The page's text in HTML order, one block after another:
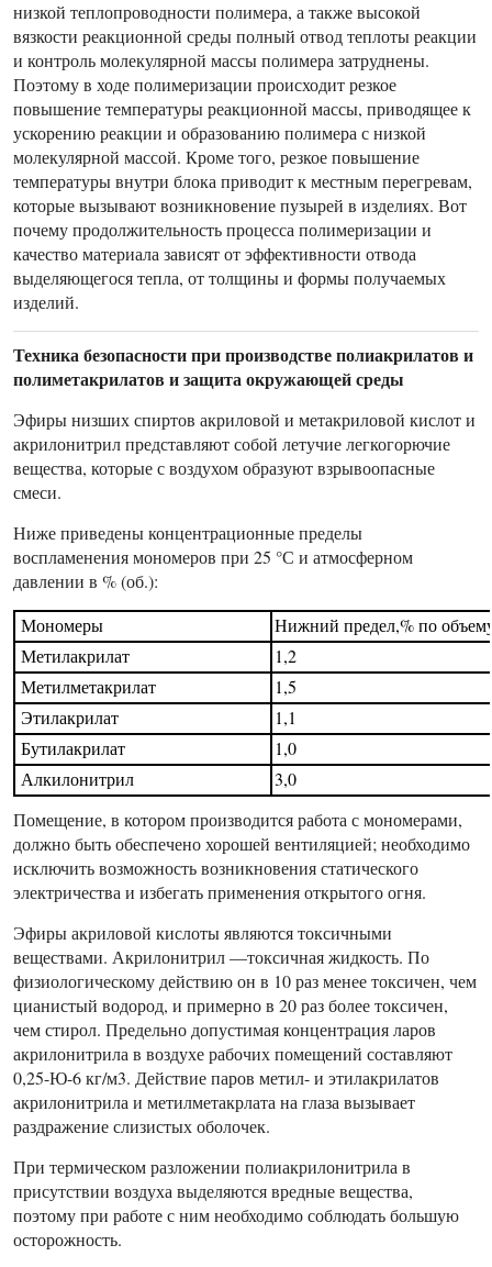
низкой теплопроводности полимера, а также высокой
вязкости реакционной среды полный отвод теплоты реакции
и контроль молекулярной массы полимера затруднены.
Поэтому в ходе полимеризации происходит резкое
повышение температуры реакционной массы, приводящее к
ускорению реакции и образованию полимера с низкой
молекулярной массой. Кроме того, резкое повышение
температуры внутри блока приводит к местным перегревам,
которые вызывают возникновение пузырей в изделиях. Вот
почему продолжительность процесса полимеризации и
качество материала зависят от эффективности отвода
выделяющегося тепла, от толщины и формы получаемых
изделий.
Техника безопасности при производстве полиакрилатов и
полиметакрилатов и защита окружающей среды
Эфиры низших спиртов акриловой и метакриловой кислот и
акрилонитрил представляют собой летучие легкогорючие
вещества, которые с воздухом образуют взрывоопасные
смеси.
Ниже приведены концентрационные пределы
воспламенения мономеров при 25 °С и атмосферном
давлении в % (об.):
Мономеры
Нижний предел,% по
Метилакрилат
1,2
Метилметакрилат
1,5
Этилакрилат
1,1
Бутилакрилат
1,0
Алкилонитрил
3,0
Помещение, в котором производится работа с мономерами,
должно быть обеспечено хорошей вентиляцией; необходимо
исключить возможность возникновения статического
электричества и избегать применения открытого огня.
Эфиры акриловой кислоты являются токсичными
веществами. Акрилонитрил —токсичная жидкость. По
физиологическому действию он в 10 раз менее токсичен, чем
цианистый водород, и примерно в 20 раз более токсичен,
чем стирол. Предельно допустимая концентрация ларов
акрилонитрила в воздухе рабочих помещений составляют
0,25-Ю-6 кг/м3. Действие паров метил- и этилакрилатов
акрилонитрила и метилметакрлата на глаза вызывает
раздражение слизистых оболочек.
При термическом разложении полиакрилонитрила в
присутствии воздуха выделяются вредные вещества,
поэтому при работе с ним необходимо соблюдать большую
осторожность.